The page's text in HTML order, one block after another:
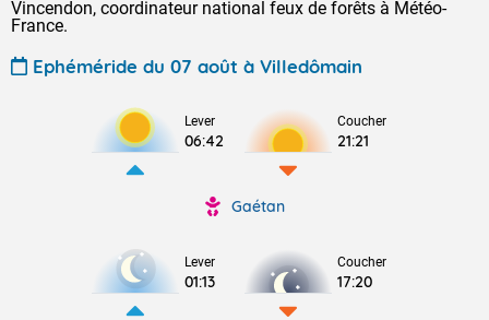
Vincendon, coordinateur national feux de forêts à Météo-
France.
Ephéméride du 07 août à Villedômain
Lever
06:42
Coucher
21:21
Gaétan
Lever
01:13
Coucher
17:20